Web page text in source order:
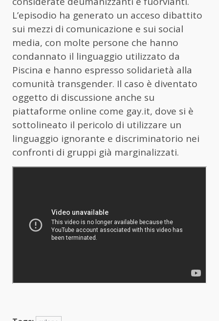
L’episodio ha generato un acceso dibattito
sui mezzi di comunicazione e sui social
media, con molte persone che hanno
condannato il linguaggio utilizzato da
Piscina e hanno espresso solidarietà alla
comunità transgender. Il caso è diventato
oggetto di discussione anche su
piattaforme online come gay.it, dove si è
sottolineato il pericolo di utilizzare un
linguaggio ignorante e discriminatorio nei
confronti di gruppi già marginalizzati.